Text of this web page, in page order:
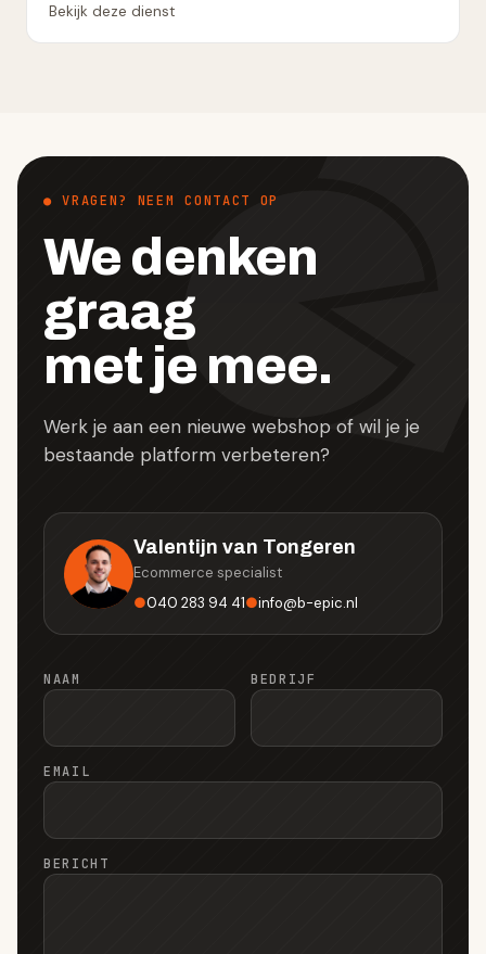
Bekijk deze dienst
● VRAGEN? NEEM CONTACT OP
We denken
graag
met je mee.
Werk je aan een nieuwe webshop of wil je je
bestaande platform verbeteren?
Valentijn van Tongeren
Ecommerce specialist
●040 283 94 41●info@b-epic.nl
NAAM BEDRIJF
EMAIL
BERICHT